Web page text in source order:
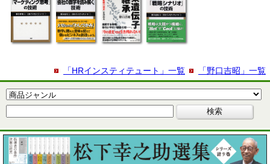
「野口吉昭」一覧
「HRインスティテュート」一覧